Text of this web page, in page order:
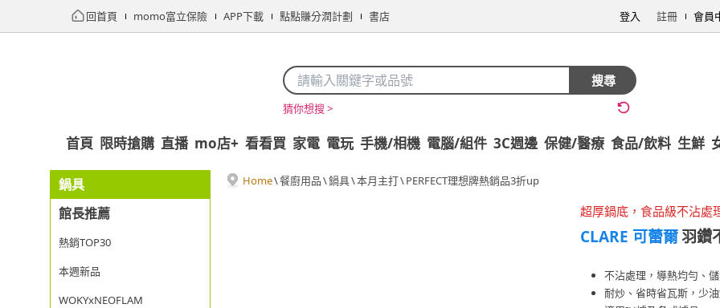
回首頁 momo富立保險 APP下載 點點賺分潤計劃 書店 登入 註冊 會員
搜尋
猜你想搜 >
首頁 限時搶購 直播 mo店+ 看看買 家電 電玩 手機/相機 電腦/組件 3C週邊 保健/醫療 食品/飲料 生鮮
鍋具
館長推薦
熱銷TOP30
本週新品
WOKYxNEOFLAM
Home\餐廚用品\鍋具\本月主打\PERFECT理想牌熱銷品3折up
超厚鍋底，食品級不沾處
CLARE 可蕾爾羽鑽
不沾處理，導熱均勻、
耐炒、省時省瓦斯，少